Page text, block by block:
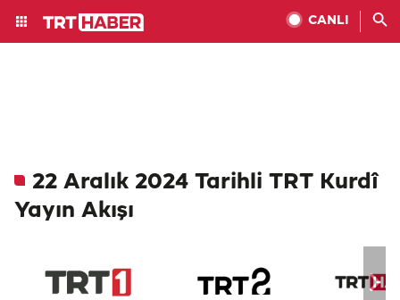
CANLI
22 Aralık 2024 Tarihli TRT Kurdî
Yayın Akışı